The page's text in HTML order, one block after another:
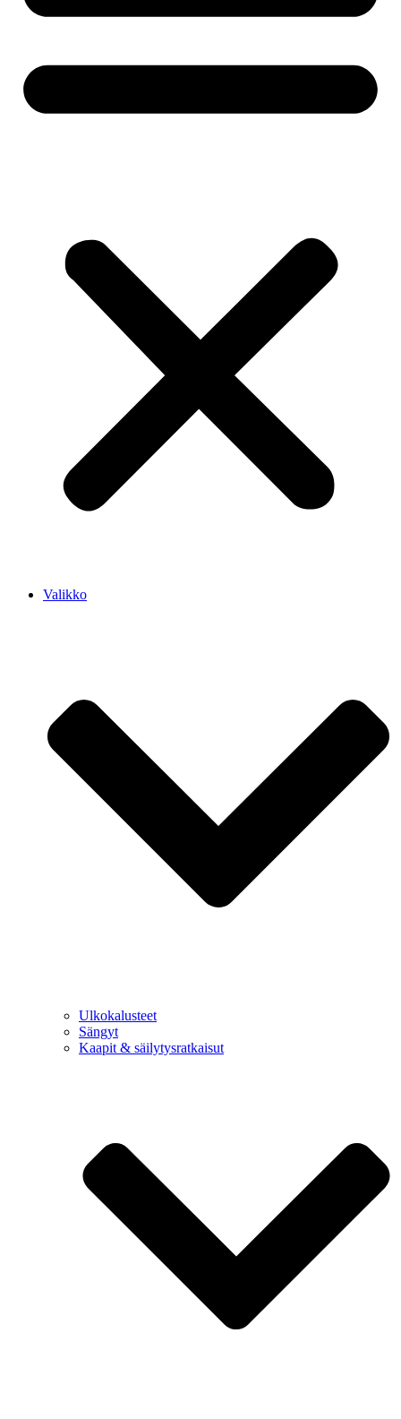
Valikko
Ulkokalusteet
Sängyt
Kaapit & säilytysratkaisut